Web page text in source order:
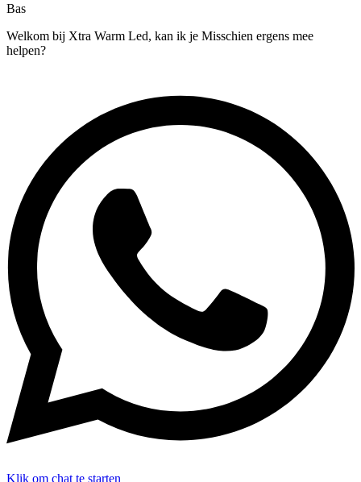
Bas
Welkom bij Xtra Warm Led, kan ik je Misschien ergens mee
helpen?
Klik om chat te starten